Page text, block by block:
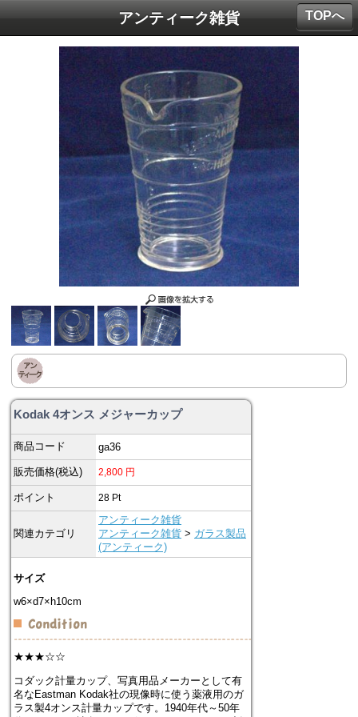
アンティーク雑貨
Kodak 4オンス メジャーカップ
商品コード ga36
販売価格(税込) 2,800 円
ポイント 28 Pt
関連カテゴリ
アンティーク雑貨
アンティーク雑貨 > ガラス製品
(アンティーク)
サイズ
w6×d7×h10cm
★★★☆☆
コダック計量カップ、写真用品メーカーとして有
名なEastman Kodak社の現像時に使う薬液用のガ
ラス製4オンス計量カップです。1940年代～50年
TOPへ